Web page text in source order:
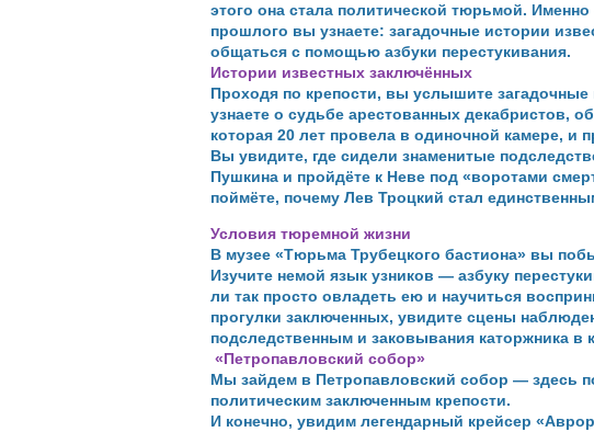
этого она стала политической тюрьмой. Именно
прошлого вы узнаете: загадочные истории
общаться с помощью азбуки перестукивания.
Истории известных заключённых
Проходя по крепости, вы услышите
узнаете о судьбе арестованных декабристов,
которая 20 лет провела в одиночной камере, и
Вы увидите, где сидели знаменитые
Пушкина и пройдёте к Неве под «воротами
поймёте, почему Лев Троцкий стал
Условия тюремной жизни
В музее «Тюрьма Трубецкого бастиона» вы
Изучите немой язык узников — азбуку
ли так просто овладеть ею и научиться
прогулки заключенных, увидите сцены
подследственным и заковывания каторжника в
«Петропавловский собор»
Мы зайдем в Петропавловский собор — здесь
политическим заключенным крепости.
И конечно, увидим легендарный крейсер